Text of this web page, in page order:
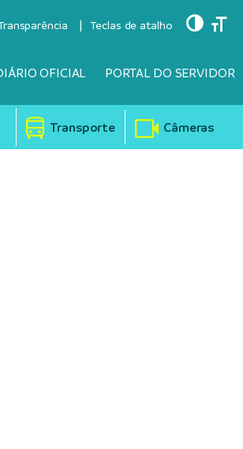
Teclas de atalho
OFICIAL PORTAL DO SERVIDOR
Transporte Câmeras